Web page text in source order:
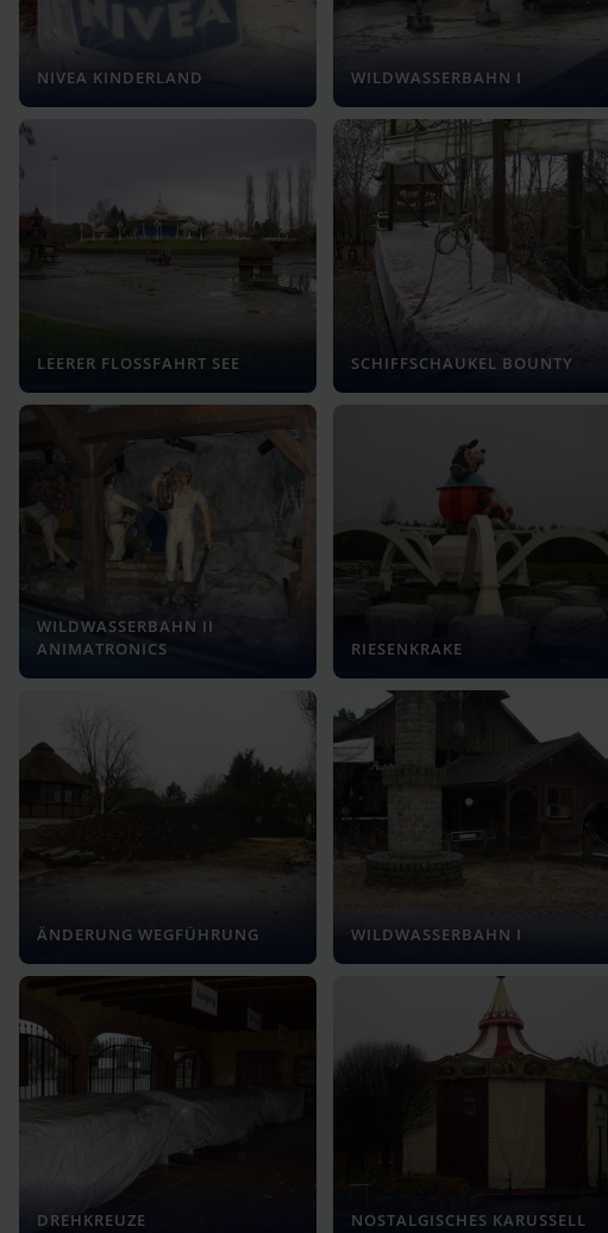
NIVEA KINDERLAND WILDWASSERBAHN I
LEERER FLOSSFAHRT SEE SCHIFFSCHAUKEL BOUNTY
WILDWASSERBAHN II
ANIMATRONICS
RIESENKRAKE
ÄNDERUNG WEGFÜHRUNG WILDWASSERBAHN I
DREHKREUZE NOSTALGISCHES KARUSSELL